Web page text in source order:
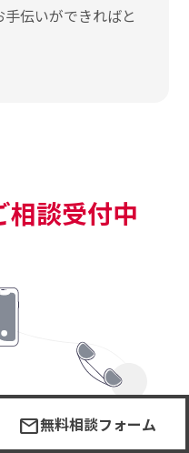
伝いができればと
談受付中
mail無料相談フォーム